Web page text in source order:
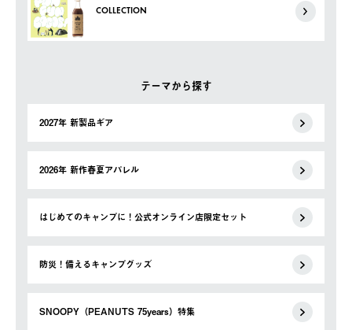
COLLECTION
テーマから探す
2027年 新製品ギア
2026年 新作春夏アパレル
はじめてのキャンプに！公式オンライン店限定セット
防災！備えるキャンプグッズ
SNOOPY（PEANUTS 75years）特集